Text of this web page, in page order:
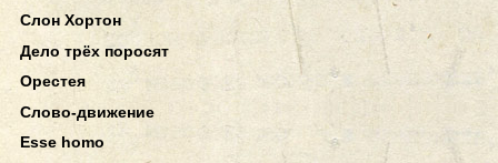
Слон Хортон
Дело трёх поросят
Орестея
Слово-движение
Esse homo